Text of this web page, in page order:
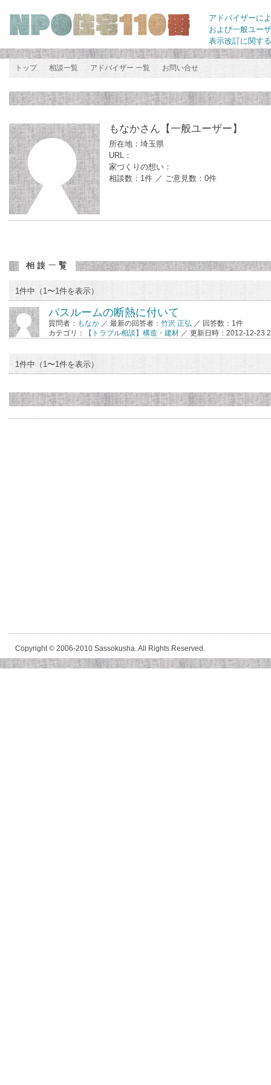
アドバイザーに
および一般ユー
表示改訂に関す
トップ 相談一覧 アドバイザー 一覧 お問い合せ
もなかさん 【一般ユーザー】
所在地：埼玉県
URL：
家づくりの想い：
相談数：1件 ／ ご意見数：0件
1件中（1〜1件を表示）
バスルームの断熱に付いて
質問者： もなか ／ 最新の回答者： 竹沢 正弘 ／ 回答数：1件
カテゴリ：
【トラブル相談】構造・建材 ／ 更新日時：2012-12-23
1件中（1〜1件を表示）
Copyright © 2006-2010 Sassokusha. All Rights Reserved.